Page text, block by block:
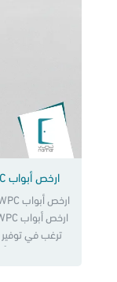
ارخص أبواب WPC: التوازن المثالي بين الجودة والتكلفة
ترغب في